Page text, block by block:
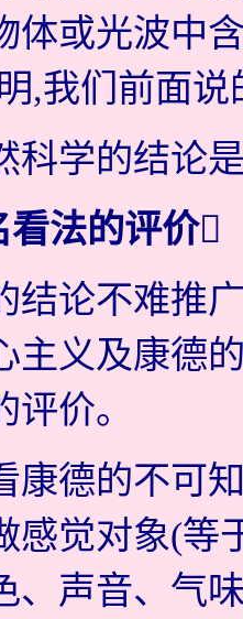
体或光波中
,我们前面
科学的结论
看法的评价
结论不难推
主义及康德
价。
康德的不可
感觉对象(等
、声音、气